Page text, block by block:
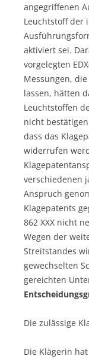
angegriffenen
Leuchtstoff der
aktiviert sei.
vorgelegten
Messungen,
lassen, hätten
Leuchtstoffen
nicht
dass das
widerrufen
verschiedenen
Anspruch
Klagepatents
862 XXX nicht
Wegen der
Streitstandes
gewechselten
gereichten
Die zulässige
Die Klägerin